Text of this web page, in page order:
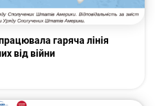
гаряча лінія
від війни